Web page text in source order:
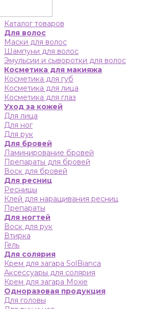
Каталог товаров
Для волос
Маски для волос
Шампуни для волос
Эмульсии и сыворотки для волос
Косметика для макияжа
Косметика для губ
Косметика для лица
Косметика для глаз
Уход за кожей
Для лица
Для ног
Для рук
Для бровей
Ламинирование бровей
Препараты для бровей
Воск для бровей
Для ресниц
Ресницы
Клей для наращивания ресниц
Препараты
Для ногтей
Воск для рук
Втирка
Гель
Для солярия
Крем для загара SolBianca
Аксессуары для солярия
Крем для загара Moxie
Одноразовая продукция
Для головы